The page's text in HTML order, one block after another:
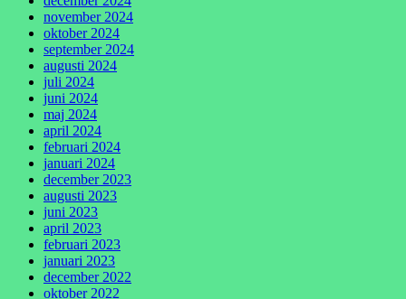
november 2024
oktober 2024
september 2024
augusti 2024
juli 2024
juni 2024
maj 2024
april 2024
februari 2024
januari 2024
december 2023
augusti 2023
juni 2023
april 2023
februari 2023
januari 2023
december 2022
oktober 2022